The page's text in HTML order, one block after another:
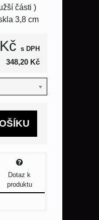
části )
3,8 cm
s DPH
348,20 Kč
Dotaz k
produktu